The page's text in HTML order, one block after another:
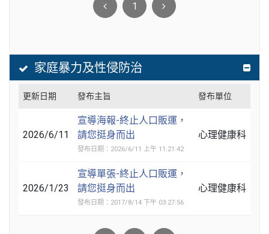
1
家庭暴力及性侵防治
更新日期 發布主旨 發布單位
2026/6/11
宣導海報-終止人口販運，
請您挺身而出
發布日期：2026/6/11 上午 11:21:42
心理健康科
2026/1/23
宣導單張-終止人口販運，
請您挺身而出
發布日期：2017/8/14 下午 03:27:56
心理健康科